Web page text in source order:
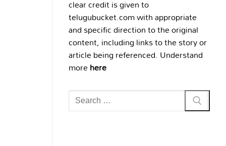
clear credit is given to
telugubucket.com with appropriate
and specific direction to the original
content, including links to the story or
article being referenced. Understand
morehere
Search
for: